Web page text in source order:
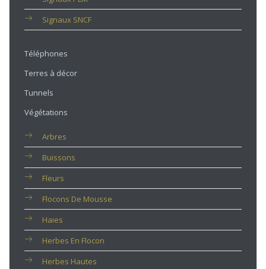
Signaux SNCF
Téléphones
Terres à décor
Tunnels
Végétations
Arbres
Buissons
Fleurs
Flocons De Mousse
Haies
Herbes En Flocon
Herbes Hautes